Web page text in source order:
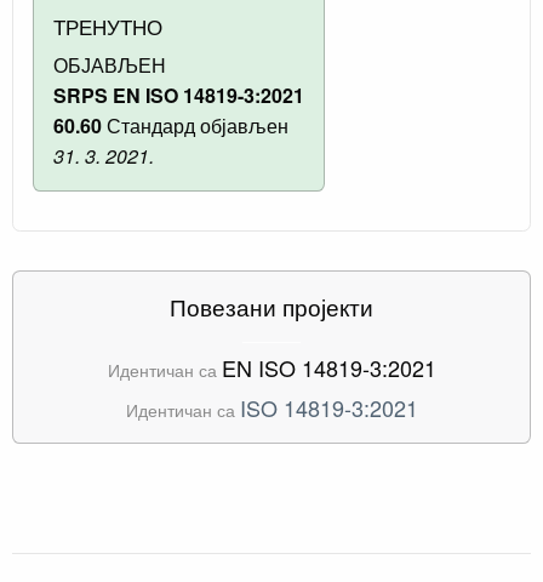
ТРЕНУТНО
ОБЈАВЉЕН
SRPS EN ISO 14819-3:2021
60.60Стандард објављен
31. 3. 2021.
Повезани пројекти
Идентичан са EN ISO 14819-3:2021
Идентичан са ISO 14819-3:2021